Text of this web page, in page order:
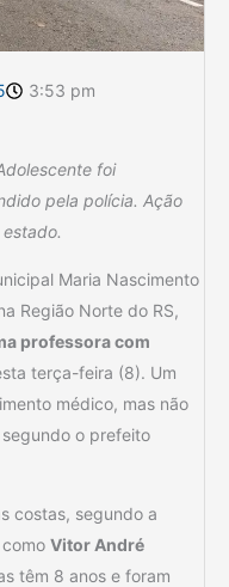
3:53 pm
foi
pela polícia. Ação
Maria Nascimento
Região Norte do RS,
professora com
terça-feira (8). Um
médico, mas não
segundo o prefeito
costas, segundo a
Vitor André
têm 8 anos e foram